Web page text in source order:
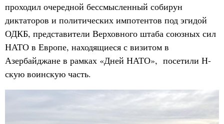
проходил очередной бессмысленный собирун
диктаторов и политических импотентов под эгидой
ОДКБ, представители Верховного штаба союзных сил
НАТО в Европе, находящиеся с визитом в
Азербайджане в рамках «Дней НАТО», посетили Н-
скую воинскую часть.